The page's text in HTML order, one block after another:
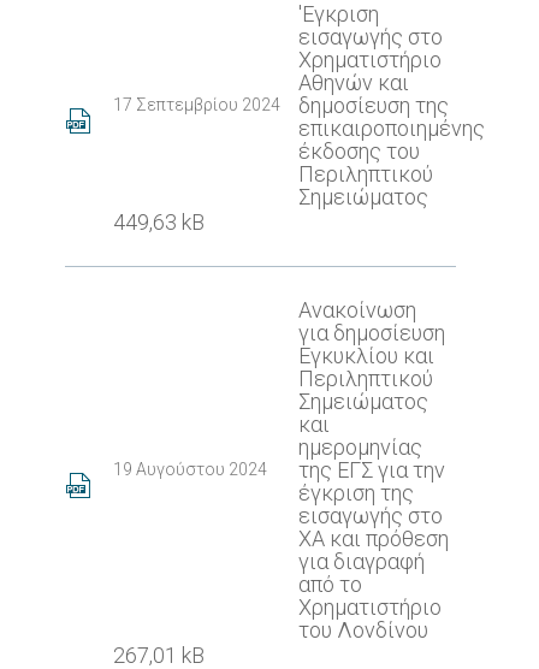
17 Σεπτεμβρίου 2024
'Εγκριση
εισαγωγής στο
Χρηματιστήριο
Αθηνών και
δημοσίευση της
επικαιροποιημένης
έκδοσης του
Περιληπτικού
Σημειώματος
449,63 kB
19 Αυγούστου 2024
Ανακοίνωση
για δημοσίευση
Εγκυκλίου και
Περιληπτικού
Σημειώματος
και
ημερομηνίας
της ΕΓΣ για την
έγκριση της
εισαγωγής στο
ΧΑ και πρόθεση
για διαγραφή
από το
Χρηματιστήριο
του Λονδίνου
267,01 kB